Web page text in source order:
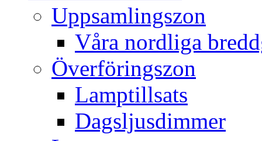
Uppsamlingszon
Våra nordliga
Överföringszon
Lamptillsats
Dagsljusdimmer